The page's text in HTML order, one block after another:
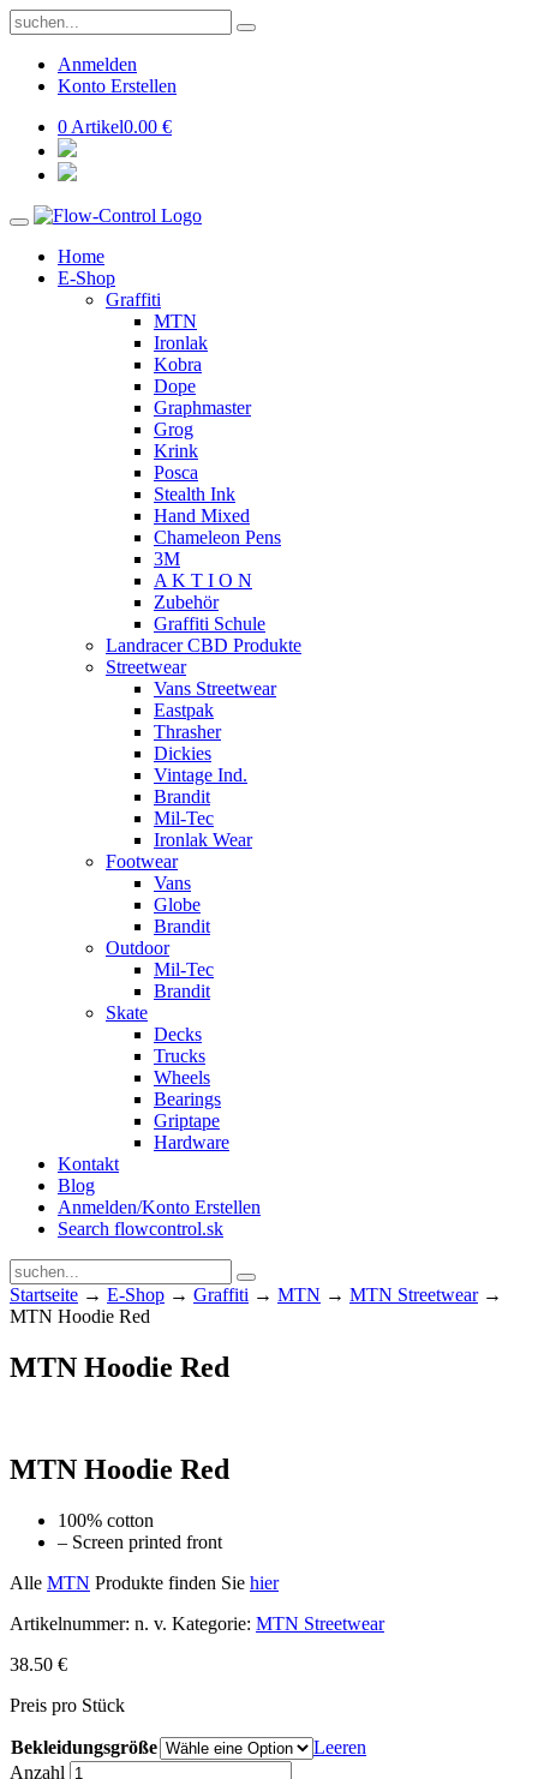
Anmelden
Konto Erstellen
0 Artikel0.00 €
Home
E-Shop
Graffiti
MTN
Ironlak
Kobra
Dope
Graphmaster
Grog
Krink
Posca
Stealth Ink
Hand Mixed
Chameleon Pens
3M
A K T I O N
Zubehör
Graffiti Schule
Landracer CBD Produkte
Streetwear
Vans Streetwear
Eastpak
Thrasher
Dickies
Vintage Ind.
Brandit
Mil-Tec
Ironlak Wear
Footwear
Vans
Globe
Brandit
Outdoor
Mil-Tec
Brandit
Skate
Decks
Trucks
Wheels
Bearings
Griptape
Hardware
Kontakt
Blog
Anmelden/Konto Erstellen
Search flowcontrol.sk
Startseite → E-Shop → Graffiti → MTN → MTN Streetwear→
MTN Hoodie Red
MTN Hoodie Red
MTN Hoodie Red
100% cotton
– Screen printed front
Alle MTN Produkte finden Sie hier
Artikelnummer: n. v. Kategorie: MTN Streetwear
38.50 €
Preis pro Stück
Bekleidungsgröße
Leeren
Anzahl MTN